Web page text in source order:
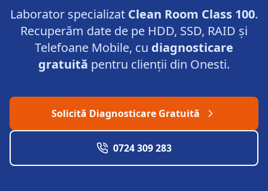
Laborator specializat Clean Room Class 100.
Recuperăm date de pe HDD, SSD, RAID și
Telefoane Mobile, cu diagnosticare
gratuită pentru clienții din Onesti.
Solicită Diagnosticare Gratuită
0724 309 283